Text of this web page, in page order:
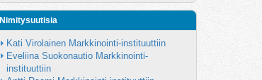
Nimitysuutisia
Kati Virolainen Markkinointi-instituuttiin
Eveliina Suokonautio Markkinointi-
instituuttiin